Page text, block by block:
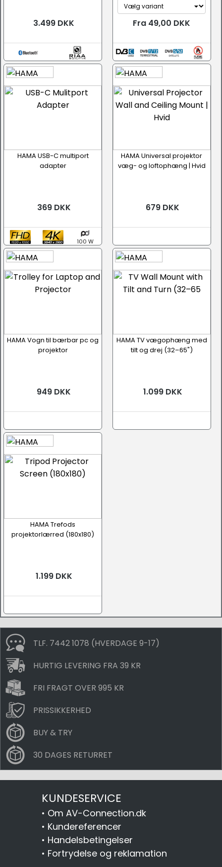
3.499 DKK Fra 49,00 DKK
HAMA USB-C multiport
adapter
369 DKK
100 W
HAMA Universal projektor
væg- og loftophæng | Hvid
679 DKK
HAMA Vogn til bærbar pc og
projektor
949 DKK
HAMA TV vægophæng med
tilt og drej (32–65")
1.099 DKK
HAMA Trefods
projektorlærred (180x180)
1.199 DKK
TLF. 7442 1078 (HVERDAGE 9-17)
HURTIG LEVERING FRA 39 KR
FRI FRAGT OVER 995 KR
PRISSIKKERHED
BUY & TRY
30 DAGES RETURRET
KUNDESERVICE
• Om AV-Connection.dk
• Kundereferencer
• Handelsbetingelser
• Fortrydelse og reklamation